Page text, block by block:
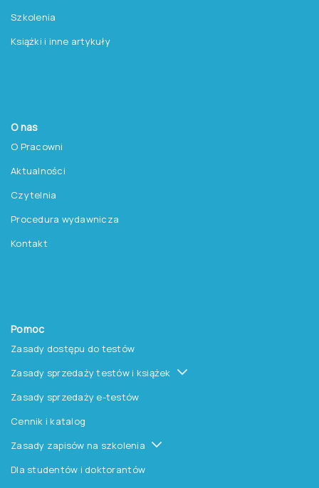
Szkolenia
Książki i inne artykuły
O nas
O Pracowni
Aktualności
Czytelnia
Procedura wydawnicza
Kontakt
Pomoc
Zasady dostępu do testów
Zasady sprzedaży testów i książek
Zasady sprzedaży e-testów
Cennik i katalog
Zasady zapisów na szkolenia
Dla studentów i doktorantów